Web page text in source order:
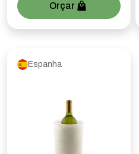
Orçar
Espanha